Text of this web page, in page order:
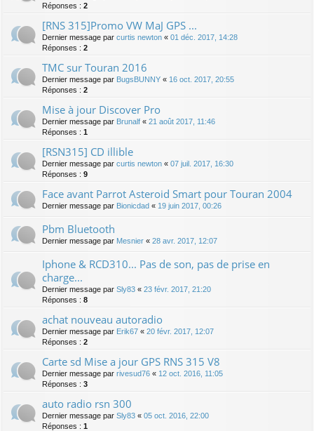
Réponses : 2
[RNS 315]Promo VW MaJ GPS ...
Dernier message par curtis newton « 01 déc. 2017, 14:28
Réponses : 2
TMC sur Touran 2016
Dernier message par BugsBUNNY « 16 oct. 2017, 20:55
Réponses : 2
Mise à jour Discover Pro
Dernier message par Brunalf « 21 août 2017, 11:46
Réponses : 1
[RSN315] CD illible
Dernier message par curtis newton « 07 juil. 2017, 16:30
Réponses : 9
Face avant Parrot Asteroid Smart pour Touran 2004
Dernier message par Bionicdad « 19 juin 2017, 00:26
Pbm Bluetooth
Dernier message par Mesnier « 28 avr. 2017, 12:07
Iphone & RCD310... Pas de son, pas de prise en
charge...
Dernier message par Sly83 « 23 févr. 2017, 21:20
Réponses : 8
achat nouveau autoradio
Dernier message par Erik67 « 20 févr. 2017, 12:07
Réponses : 2
Carte sd Mise a jour GPS RNS 315 V8
Dernier message par rivesud76 « 12 oct. 2016, 11:05
Réponses : 3
auto radio rsn 300
Dernier message par Sly83 « 05 oct. 2016, 22:00
Réponses : 1